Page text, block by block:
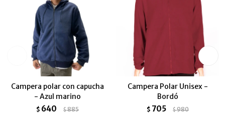
Campera polar con capucha
- Azul marino
$ 640 $885
Campera Polar Unisex -
Bordó
$ 705 $980